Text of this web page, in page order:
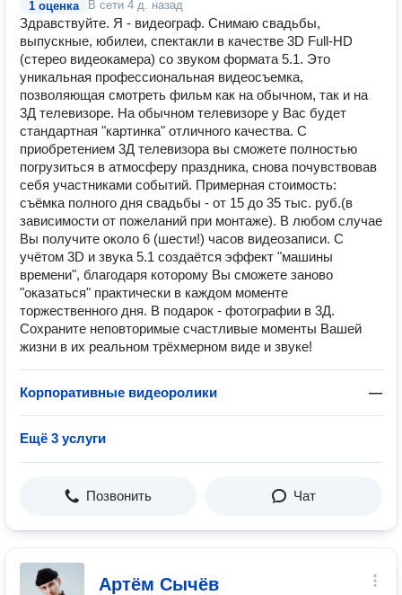
1 оценка В сети 4 д. назад
Здравствуйте. Я - видеограф. Снимаю свадьбы,
выпускные, юбилеи, спектакли в качестве 3D Full-HD
(стерео видеокамера) со звуком формата 5.1. Это
уникальная профессиональная видеосъемка,
позволяющая смотреть фильм как на обычном, так и на
3Д телевизоре. На обычном телевизоре у Вас будет
стандартная "картинка" отличного качества. С
приобретением 3Д телевизора вы сможете полностью
погрузиться в атмосферу праздника, снова почувствовав
себя участниками событий. Примерная стоимость:
съёмка полного дня свадьбы - от 15 до 35 тыс. руб.(в
зависимости от пожеланий при монтаже). В любом случае
Вы получите около 6 (шести!) часов видеозаписи. С
учётом 3D и звука 5.1 создаётся эффект "машины
времени", благодаря которому Вы сможете заново
"оказаться" практически в каждом моменте
торжественного дня. В подарок - фотографии в 3Д.
Сохраните неповторимые счастливые моменты Вашей
жизни в их реальном трёхмерном виде и звуке!
Корпоративные видеоролики —
Ещё 3 услуги
Позвонить Чат
Артём Сычёв